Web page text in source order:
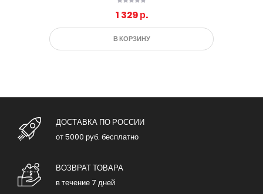
1 329 р.
В КОРЗИНУ
ДОСТАВКА ПО РОССИИ
от 5000 руб. бесплатно
ВОЗВРАТ ТОВАРА
в течение 7 дней